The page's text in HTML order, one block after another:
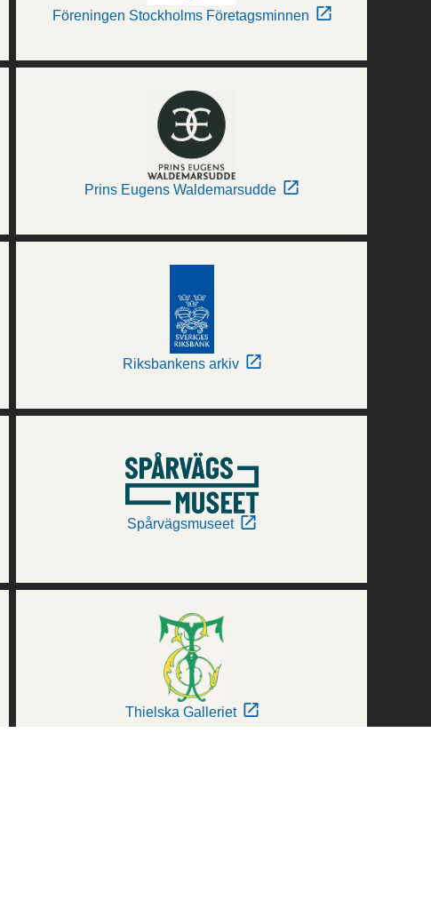
Föreningen Stockholms Företagsminnen
Prins Eugens Waldemarsudde
Riksbankens arkiv
Spårvägsmuseet
Thielska Galleriet